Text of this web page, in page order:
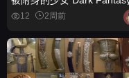
East Asian Dagger
12 2周前